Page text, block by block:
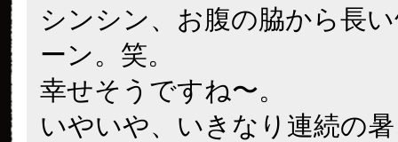
シンシン、お腹の脇から長
ーン。笑。
幸せそうですね〜。
いやいや、いきなり連続の